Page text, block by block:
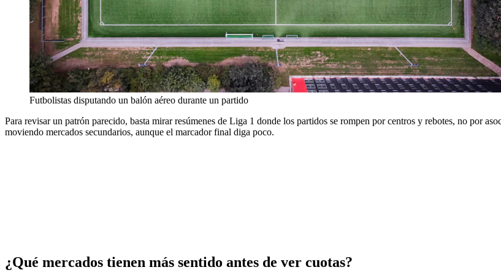
Futbolistas disputando un balón aéreo durante un partido
Para revisar un patrón parecido, basta mirar resúmenes de Liga 1 donde los partidos se rompen por centros y rebotes, no por
moviendo mercados secundarios, aunque el marcador final diga poco.
¿Qué mercados tienen más sentido antes de ver cuotas?